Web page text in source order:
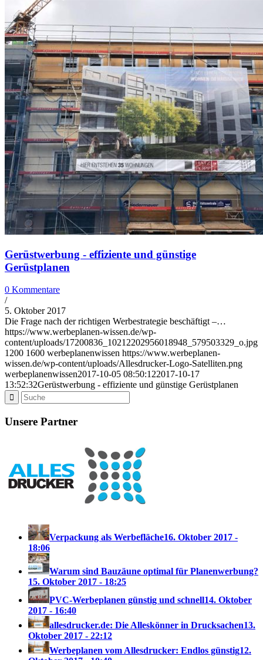
Gerüstwerbung - effiziente und günstige
Gerüstplanen
0 Kommentare
/
5. Oktober 2017
Die Frage nach der richtigen Werbestrategie beschäftigt –…
https://www.werbeplanen-wissen.de/wp-
content/uploads/17200836_10212202956018948_579503329_o.jpg
1200 1600 werbeplanenwissen https://www.werbeplanen-
wissen.de/wp-content/uploads/Allesdrucker-Logo-Satelliten.png
werbeplanenwissen2017-10-05 08:50:122017-10-17
13:52:32Gerüstwerbung - effiziente und günstige Gerüstplanen
Unsere Partner
Verpackung als Werbefläche16. Oktober 2017 -
18:06
Warum sind Bauzäune optimal für Planenwerbung?
15. Oktober 2017 - 18:25
PVC-Werbeplanen günstig und schnell14. Oktober
2017 - 16:40
allesdrucker.de: Die Alleskönner in Drucksachen13.
Oktober 2017 - 22:12
Werbeplanen vom Allesdrucker: Endlos günstig12.